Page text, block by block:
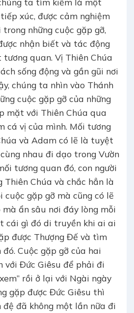
xúc, được cảm nghiệm
những cuộc gặp gỡ,
nhận biết và tác động
quan. Vị Thiên Chúa
sống động và gần gũi nơi
chúng ta nhìn vào Thánh
cuộc gặp gỡ của những
mặt với Thiên Chúa qua
cá vị của mình. Mối tương
và Adam có lẽ là tuyệt
nhau đi dạo trong Vườn
tương quan đó, con người
Thiên Chúa và chắc hẳn là
cuộc gặp gỡ mà cũng có lẽ
ẩn sâu nơi đáy lòng mỗi
cái gì đó di truyền khi ai ai
được Thượng Đế và tìm
Cuộc gặp gỡ của hai
với Đức Giêsu để phải đi
rồi ở lại với Ngài ngày
gặp được Đức Giêsu thì
đệ đã không một lần nữa đi